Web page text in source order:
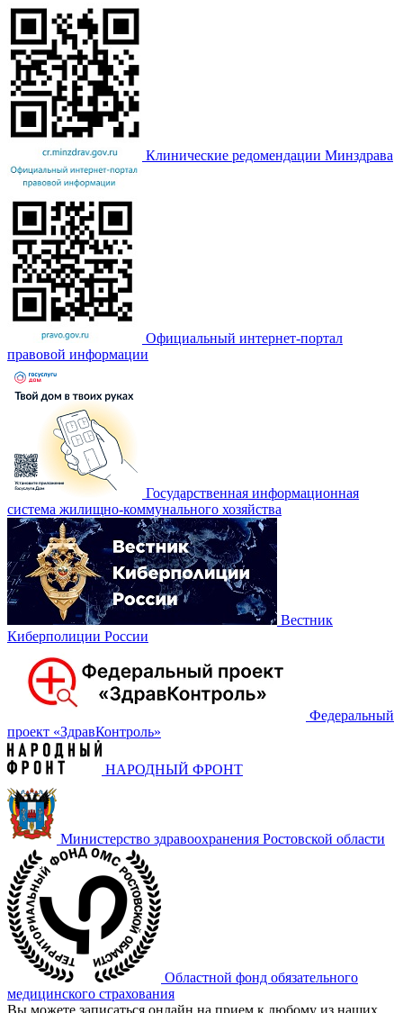
Клинические редомендации Минздрава
Официальный интернет-портал
правовой информации
Государственная информационная
система жилищно-коммунального хозяйства
Вестник
Киберполиции России
Федеральный
проект «‎ЗдравКонтроль»
НАРОДНЫЙ ФРОНТ
Министерство здравоохранения Ростовской области
Областной фонд обязательного
медицинского страхования
Вы можете записаться онлайн на прием к любому из наших